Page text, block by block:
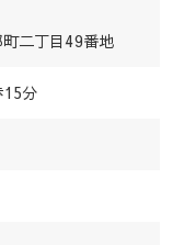
二丁目49番地
分